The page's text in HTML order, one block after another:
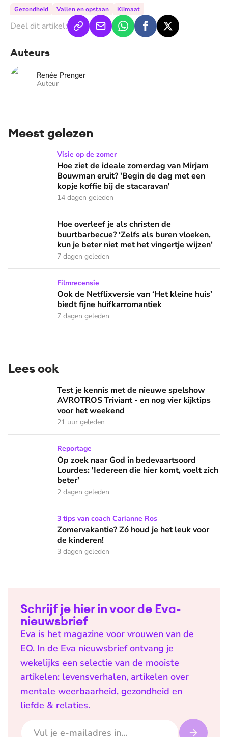
Gezondheid Vallen en opstaan Klimaat
Deel dit artikel:
Auteurs
Renée Prenger
Auteur
Meest gelezen
Hoe ziet de ideale zomerdag van Mirjam Bouwman eruit?
Visie op de zomer
Hoe ziet de ideale zomerdag van Mirjam
Bouwman eruit? 'Begin de dag met een
kopje koffie bij de stacaravan'
14 dagen geleden
Hoe overleef je als christen de buurtbarbecue? ‘Zelfs als
Hoe overleef je als christen de
buurtbarbecue? ‘Zelfs als buren vloeken,
kun je beter niet met het vingertje wijzen’
7 dagen geleden
Ook de Netflixversie van ‘Het kleine huis’ biedt fijne
Filmrecensie
Ook de Netflixversie van ‘Het kleine huis’
biedt fijne huifkarromantiek
7 dagen geleden
Lees ook
Test je kennis met de nieuwe spelshow AVROTROS
Test je kennis met de nieuwe spelshow
AVROTROS Triviant - en nog vier kijktips
voor het weekend
21 uur geleden
Op zoek naar God in bedevaartsoord Lourdes: 'Iedereen
Reportage
Op zoek naar God in bedevaartsoord
Lourdes: 'Iedereen die hier komt, voelt zich
beter'
2 dagen geleden
Zomervakantie? Zó houd je het leuk voor de kinderen!
3 tips van coach Carianne Ros
Zomervakantie? Zó houd je het leuk voor
de kinderen!
3 dagen geleden
Schrijf je hier in voor de Eva-
nieuwsbrief
Eva is het magazine voor vrouwen van de
EO. In de Eva nieuwsbrief ontvang je
wekelijks een selectie van de mooiste
artikelen: levensverhalen, artikelen over
mentale weerbaarheid, gezondheid en
liefde & relaties.